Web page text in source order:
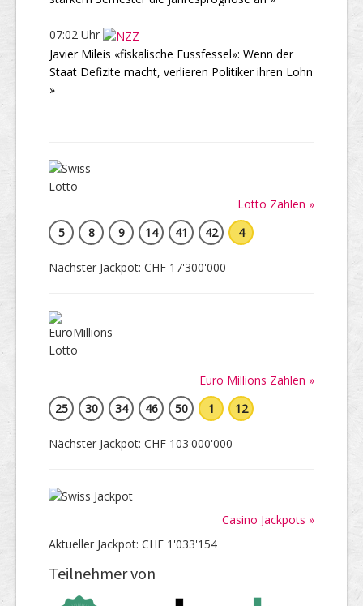
07:02 Uhr
Javier Mileis «fiskalische Fussfessel»: Wenn der
Staat Defizite macht, verlieren Politiker ihren Lohn
»
Lotto Zahlen »
5
8 9 14 41 42 4
Nächster Jackpot: CHF 17'300'000
Euro Millions Zahlen »
25
30 34 46 50 1 12
Nächster Jackpot: CHF 103'000'000
Casino Jackpots »
Aktueller Jackpot: CHF 1'033'154
Teilnehmer von